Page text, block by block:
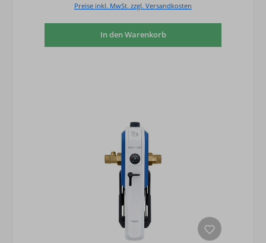
Preise inkl. MwSt. zzgl. Versandkosten
In den Warenkorb